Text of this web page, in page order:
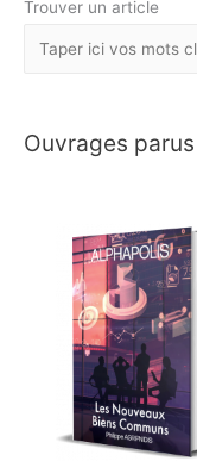
Trouver un article
Ouvrages parus